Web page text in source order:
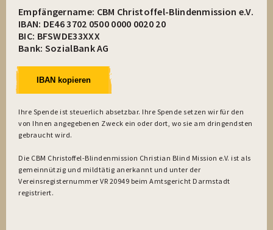
Empfängername: CBM Christoffel-Blindenmission e.V.
IBAN: DE46 3702 0500 0000 0020 20
BIC: BFSWDE33XXX
Bank: SozialBank AG
IBAN kopieren
Ihre Spende ist steuerlich absetzbar. Ihre Spende setzen wir für den
von Ihnen angegebenen Zweck ein oder dort, wo sie am dringendsten
gebraucht wird.
Die CBM Christoffel-Blindenmission Christian Blind Mission e.V. ist als
gemeinnützig und mildtätig anerkannt und unter der
Vereinsregisternummer VR 20949 beim Amtsgericht Darmstadt
registriert.